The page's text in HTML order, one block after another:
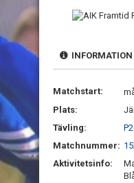
INFORMATION
Matchstart:
Plats:
Tävling:
Matchnummer:
Aktivitetsinfo: